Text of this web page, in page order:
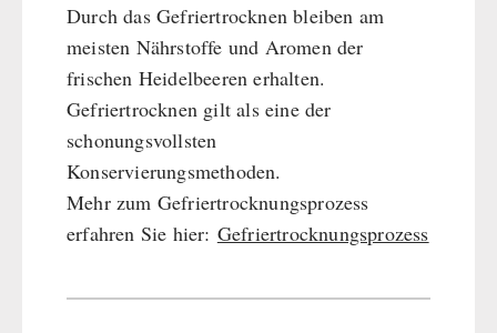
Kurbelgeräte / Radio / Funk
Atemschutz / ABC Schutzanzug
Gamma-Scout Geigerzähler
Armee-Material / Sicherheit
Bücher
kingnature-Vitalstoffe
BEHÖRDEN / GRUPPENVERSORGUNG
Notrationen
Trinkwasser
Hauptmahlzeiten
Durch das Gefriertrocknen bleiben am
meisten Nährstoffe und Aromen der
frischen Heidelbeeren erhalten.
Gefriertrocknen gilt als eine der
schonungsvollsten
Konservierungsmethoden.
Mehr zum Gefriertrocknungsprozess
erfahren Sie hier: Gefriertrocknungsprozess